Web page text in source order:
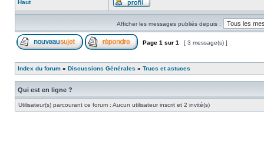
Haut
Afficher les messages publiés depuis :
Page 1 sur 1 [ 3 message(s) ]
Index du forum » Discussions Générales » Trucs et astuces
Qui est en ligne ?
Utilisateur(s) parcourant ce forum : Aucun utilisateur inscrit et 2 invité(s)